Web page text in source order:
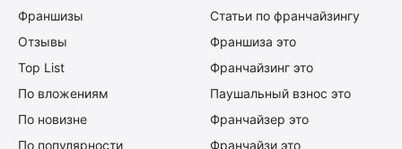
Франшизы
Отзывы
Top List
По вложениям
По новизне
По популярности
Статьи по франчайзингу
Франшиза это
Франчайзинг это
Паушальный взнос это
Франчайзер это
Франчайзи это